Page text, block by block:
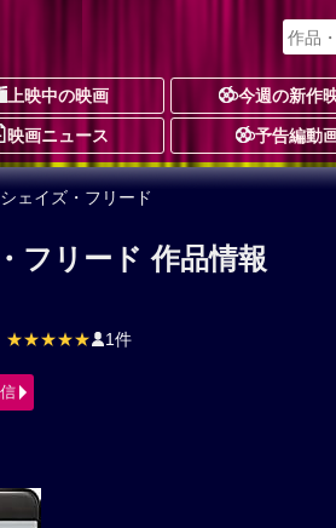
上映中の映画 今週の新作
映画ニュース 予告編動
ェイズ・フリード
フリード 作品情報
★★★★★ 1件